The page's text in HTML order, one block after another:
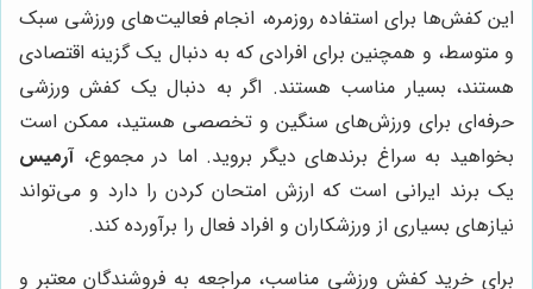
این کفش‌ها برای استفاده روزمره، انجام فعالیت‌های ورزشی سبک
و متوسط، و همچنین برای افرادی که به دنبال یک گزینه اقتصادی
هستند، بسیار مناسب هستند. اگر به دنبال یک کفش ورزشی
حرفه‌ای برای ورزش‌های سنگین و تخصصی هستید، ممکن است
بخواهید به سراغ برندهای دیگر بروید. اما در مجموع،آرمیس
یک برند ایرانی است که ارزش امتحان کردن را دارد و می‌تواند
نیازهای بسیاری از ورزشکاران و افراد فعال را برآورده کند.
برای خرید کفش ورزشی مناسب، مراجعه به فروشندگان معتبر و